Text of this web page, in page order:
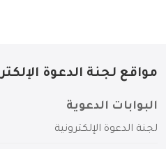
مواقع لجنة الدعوة
البوابات الدعوية
لجنة الدعوة الإلكترونية